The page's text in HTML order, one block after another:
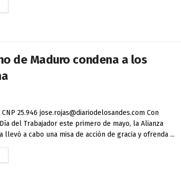
de Maduro condena a los
CNP 25.946 jose.rojas@diariodelosandes.com Con
del Trabajador este primero de mayo, la Alianza
llevó a cabo una misa de acción de gracia y ofrenda ...